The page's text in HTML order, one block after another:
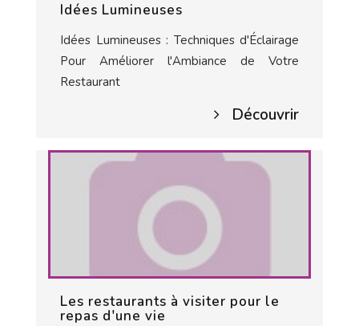
Idées Lumineuses
Idées Lumineuses : Techniques d'Éclairage
Pour Améliorer l'Ambiance de Votre
Restaurant
Découvrir
Les restaurants à visiter pour le
repas d'une vie